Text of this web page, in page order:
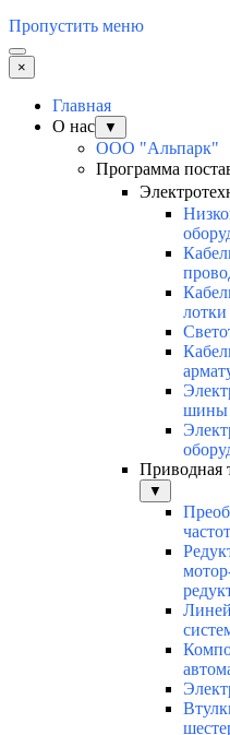
Пропустить меню
×
Главная
О нас
▼
ООО "Альпарк"
Программа
лотки
шины
Приводная
▼